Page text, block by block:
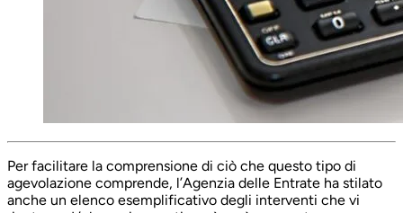
Per facilitare la comprensione di ciò che questo tipo di
agevolazione comprende, l’Agenzia delle Entrate ha stilato
anche un elenco esemplificativo degli interventi che vi